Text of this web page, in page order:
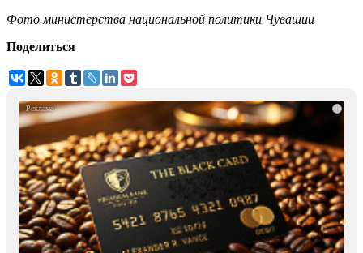
Фото министерства национальной политики Чувашии
Поделиться
i